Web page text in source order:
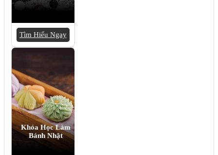
Tìm Hiểu Ngay
Khóa Học Làm
Bánh Nhật